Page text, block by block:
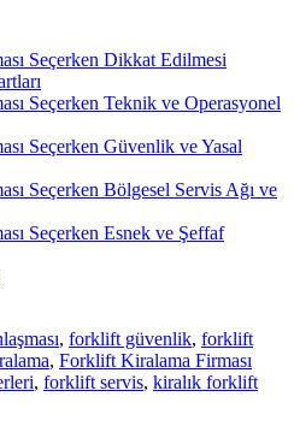
Seçerken Dikkat Edilmesi
Seçerken Teknik ve Operasyonel
Seçerken Güvenlik ve Yasal
Seçerken Bölgesel Servis Ağı ve
Seçerken Esnek ve Şeffaf
, forklift güvenlik, forklift
, Forklift Kiralama Firması
, forklift servis, kiralık forklift